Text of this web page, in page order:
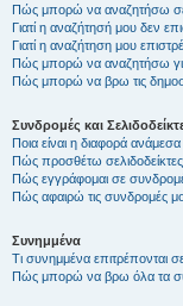
Πώς μπορώ να αναζητήσω σε
Γιατί η αναζήτησή μου δεν
Γιατί η αναζήτηση μου
Πώς μπορώ να αναζητήσω
Πώς μπορώ να βρω τις
Συνδρομές και
Ποια είναι η διαφορά
Πώς προσθέτω
Πώς εγγράφομαι σε
Πώς αφαιρώ τις συνδρομές
Συνημμένα
Τι συνημμένα επιτρέπονται
Πώς μπορώ να βρω όλα τα